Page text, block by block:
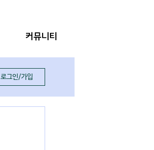
커뮤니티
로그인/가입